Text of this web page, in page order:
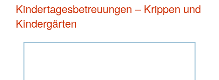
Kindertagesbetreuungen – Krippen und
Kindergärten